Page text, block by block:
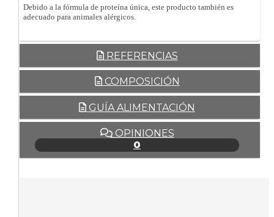
Debido a la fórmula de proteína única, este producto también es
adecuado para animales alérgicos.
REFERENCIAS
COMPOSICIÓN
GUÍA ALIMENTACIÓN
OPINIONES
0